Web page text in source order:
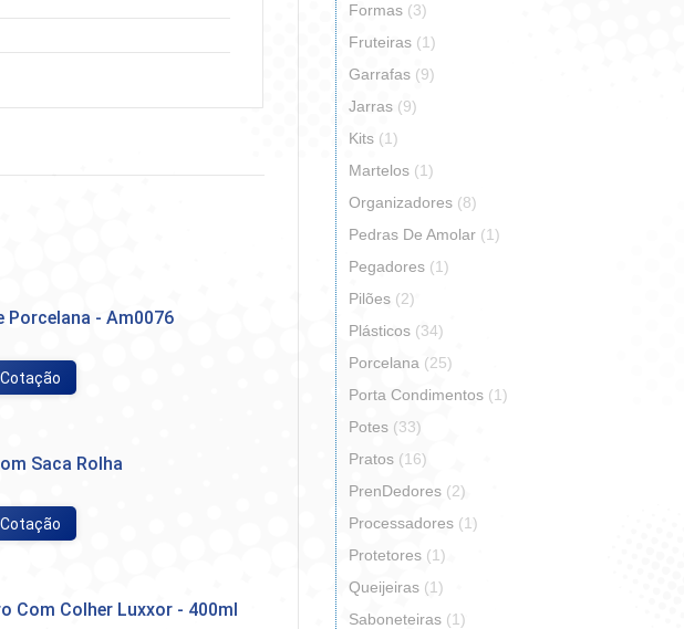
Porcelana - Am0076
Saca Rolha
Com Colher Luxxor - 400ml
Formas (3)
Fruteiras (1)
Garrafas (9)
Jarras (9)
Kits (1)
Martelos (1)
Organizadores (8)
Pedras De Amolar (1)
Pegadores (1)
Pilões (2)
Plásticos (34)
Porcelana (25)
Porta Condimentos (1)
Potes (33)
Pratos (16)
PrenDedores (2)
Processadores (1)
Protetores (1)
Queijeiras (1)
Saboneteiras (1)